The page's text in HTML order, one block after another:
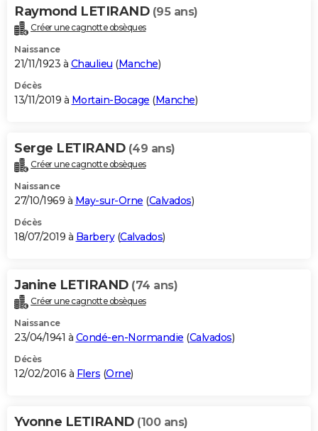
Raymond LETIRAND (95 ans)
Créer une cagnotte obsèques
Naissance
21/11/1923 à Chaulieu (Manche)
Décès
13/11/2019 à Mortain-Bocage (Manche)
Serge LETIRAND (49 ans)
Créer une cagnotte obsèques
Naissance
27/10/1969 à May-sur-Orne (Calvados)
Décès
18/07/2019 à Barbery(Calvados)
Janine LETIRAND (74 ans)
Créer une cagnotte obsèques
Naissance
23/04/1941 à Condé-en-Normandie (Calvados)
Décès
12/02/2016 à Flers (Orne)
Yvonne LETIRAND (100 ans)